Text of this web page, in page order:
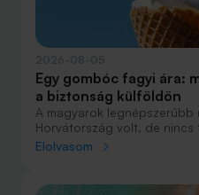
Egy gombóc fagyi ára:
a biztonság külföldön
A magyarok legnépszerűbb
Horvátország volt, de nincs
júniust megnyerő
nyaralásnak, mint repülővel.
Elolvasom